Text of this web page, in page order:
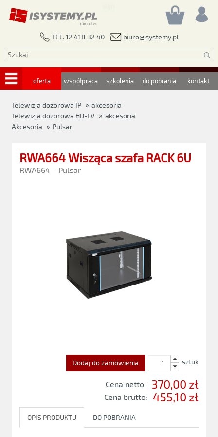
TEL. 12 418 32 40 biuro@isystemy.pl
oferta współpraca szkolenia do pobrania kontakt
Telewizja dozorowa IP » akcesoria
Telewizja dozorowa HD-TV » akcesoria
Akcesoria » Pulsar
RWA664 Wisząca szafa RACK 6U
RWA664 – Pulsar
Dodaj do zamówienia sztuk
Cena netto: 370,00 zł
Cena brutto: 455,10 zł
OPIS PRODUKTU DO POBRANIA